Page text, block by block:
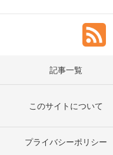
記事一覧
このサイトについて
プライバシーポリシー